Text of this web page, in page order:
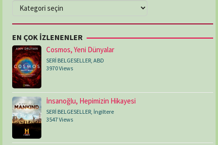
KATEGORİLER
EN ÇOK İZLENENLER
Cosmos, Yeni Dünyalar
SERİ BELGESELLER, ABD
3970 Views
İnsanoğlu, Hepimizin Hikayesi
SERİ BELGESELLER, İngiltere
3547 Views